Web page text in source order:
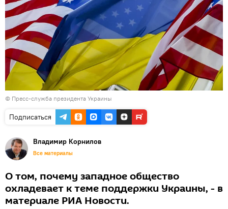
© Пресс-служба президента Украины
Подписаться
Владимир Корнилов
Все материалы
О том, почему западное общество
охладевает к теме поддержки Украины, - в
материале РИА Новости.